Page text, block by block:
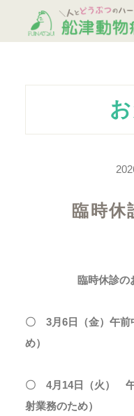
臨時休
臨時休診のお
〇 3月6日（金）午前
め）
〇 4月14日（火） 午
射業務のため）